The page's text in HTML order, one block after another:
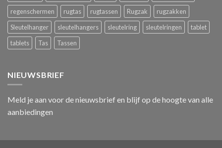
regenschermen
rugtas rugtassen Rugzak
rugzakken
Sleutelhanger
sleutelhangers sleutelring sleutelringen
tablet
tablets
Tas Tassen
NIEUWSBRIEF
Meld je aan voor de nieuwsbrief en blijf op de hoogte van alle
aanbiedingen